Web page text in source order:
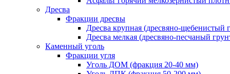
Дресва
Фракции дресвы
Дресва крупная (дресвяно-щебенистый
Дресва мелкая (дресвяно-песчаный
Каменный уголь
Фракции угля
Уголь ДОМ (фракция 20-40 мм)